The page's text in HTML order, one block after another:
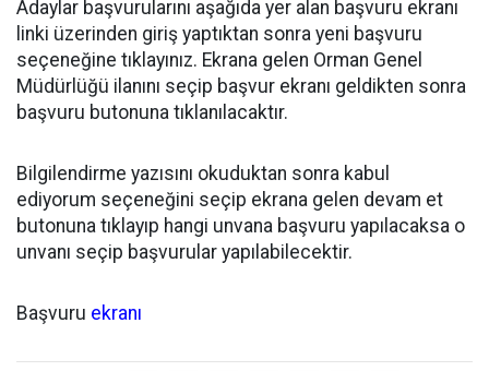
Adaylar başvurularını aşağıda yer alan başvuru ekranı
linki üzerinden giriş yaptıktan sonra yeni başvuru
seçeneğine tıklayınız. Ekrana gelen Orman Genel
Müdürlüğü ilanını seçip başvur ekranı geldikten sonra
başvuru butonuna tıklanılacaktır.
Bilgilendirme yazısını okuduktan sonra kabul
ediyorum seçeneğini seçip ekrana gelen devam et
butonuna tıklayıp hangi unvana başvuru yapılacaksa o
unvanı seçip başvurular yapılabilecektir.
Başvuru ekranı